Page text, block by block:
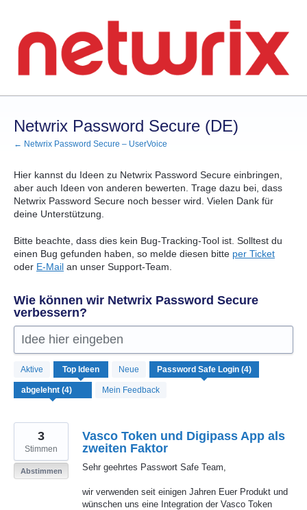
springen
Netwrix Password Secure (DE)
← Netwrix Password Secure – UserVoice
Hier kannst du Ideen zu Netwrix Password Secure einbringen,
aber auch Ideen von anderen bewerten. Trage dazu bei, dass
Netwrix Password Secure noch besser wird. Vielen Dank für
deine Unterstützung.
Bitte beachte, dass dies kein Bug-Tracking-Tool ist. Solltest du
einen Bug gefunden haben, so melde diesen bitte per Ticket
oder E-Mail an unser Support-Team.
Wie können wir Netwrix Password Secure
verbessern?
Idee hier eingeben
Aktive Top Ideen Neue
Mein Feedback
gefundene
Ergebnisse
Vasco Token und Digipass App als
zweiten Faktor
Sehr geehrtes Passwort Safe Team,
wir verwenden seit einigen Jahren Euer Produkt und
wünschen uns eine Integration der Vasco Token
3
Stimmen
Abstimmen